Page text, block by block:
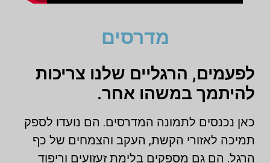
מדרסים
לפעמים, הרגליים שלנו צריכות
להיתמך במשהו אחר.
כאן נכנסים לתמונה המדרסים. הם נועדו לספק
תמיכה לאזורי הקשת, העקב והצמחים של כף
הרגל. הם גם מספקים בלימת זעזועים וריפוד